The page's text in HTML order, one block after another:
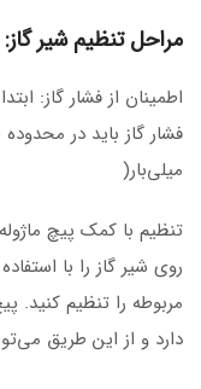
مراحل تنظیم شیر گاز:
اطمینان از فشار گاز:
میلی‌بار(
تنظیم با کمک پیچ
روی شیر گاز را با
مربوطه را تنظیم کنید.
دارد و از این طریق